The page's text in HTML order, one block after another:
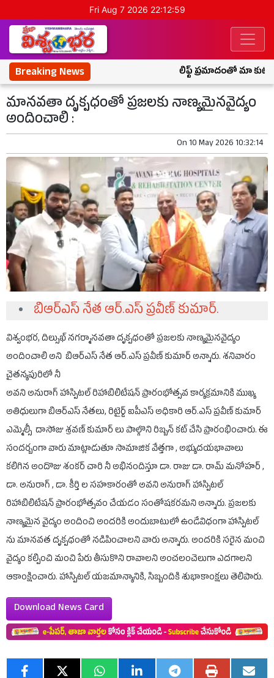
Fri Aug 7 2026 22:13:00
Breaking News లిఫ్ట్ ప్రమాదంతో మా
మానవతా దృక్పధంతో ప్రజలకు నాణ్యమైనవైద్యం
అందించాలి :
On10 May 2026 10:32:14
బిఆర్ఎస్ నేత ఆర్.ఎస్ ప్రవీణ్ కుమార్.
విశ్వంభర, దిల్సుఖ్ నగర్మానవతా దృక్పధంతో ప్రజలకు నాణ్యమైనవైద్యం
అందించాలి అని బిఆర్ఎస్ నేత ఆర్.ఎస్ ప్రవీణ్ కుమార్ అన్నారు. శనివారం
చైతన్యపురిలో నీ
అవని అనురాగ్ హాస్పిటల్ రిహాబిలిటేషన్ ప్రారంభోత్సవ కార్యక్రమానికి ముఖ్య
అతిధులుగా బిఆర్ఎస్ నేతలు, రిటైర్డ్ ఐపీఎస్ అధికారి ఆర్.ఎస్ ప్రవీణ్ కుమార్
ఎమ్మెల్సీ దాసోజు శ్రవణ్ కుమార్ లు పాల్గొని రిబ్బన్ కట్ చేసి ప్రారంభించారు. ఈ
సందర్బంగా వారు మాట్లాడుతూ సామాజిక వేత్తగా , అభ్యుదయభావాలు
కలిగిన అందొజు శంకర్ చారి నీ అభినందిస్తూ డా. రాజు డా. రామ్ మనోహర్ ,
డా. అనురాగ్ , డా. కీర్తి ల సహకారంతో అవని అనురాగ్ హాస్పిటల్
రిహాబిలిటేషన్ ప్రారంభోత్సవం చేయడం సంతోషకరమని అన్నారు. ప్రజలకు
నాణ్యమైన వైద్యం అందించి అందరికి అందుబాటులో ఉండేవిధంగా హాస్పిటల్
ను మానవత దృక్పధంతో నడిపించాలని వారు అన్నారు. అందరికి సరైన మంచి
వైద్యం కల్పించి మంచి పేరు తీసుకొని రావాలని అంచలంచెలుగా ఎదగాలని
ఆకాంక్షించారు. హాస్పిటల్ యజమాన్యానికి, సిబ్బందికి శుభాకాంక్షలు తెలిపారు.
Download News Card